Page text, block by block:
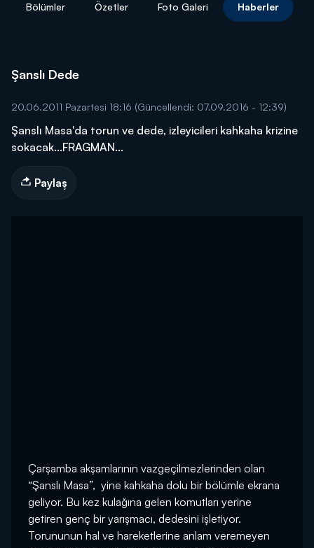
Bölümler Özetler Foto Galeri Haberler
Şanslı Dede
20.06.2011 Pazartesi 18:16 (Güncellendi: 07.09.2016 - 12:39)
Şanslı Masa'da torun ve dede, izleyicileri kahkaha krizine
sokacak...FRAGMAN...
Paylaş
Çarşamba akşamlarının vazgeçilmezlerinden olan
“Şanslı Masa”, yine kahkaha dolu bir bölümle ekrana
geliyor. Bu kez kulağına gelen komutları yerine
getiren genç bir yarışmacı, dedesini işletiyor.
Torununun hal ve hareketlerine anlam veremeyen